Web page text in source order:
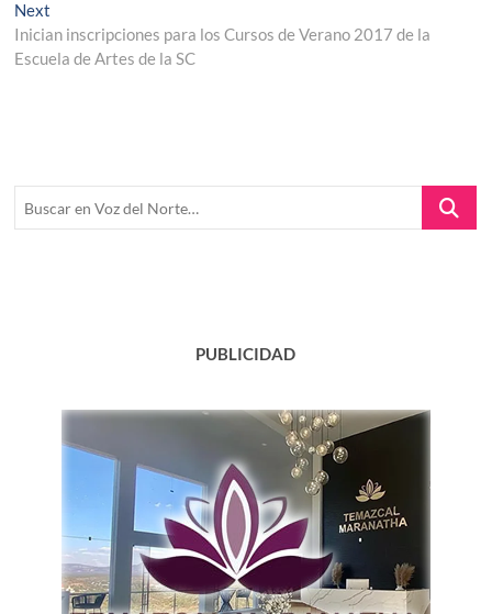
entradas
Next
post:
Inician inscripciones para los Cursos de Verano 2017 de la
Escuela de Artes de la SC
Buscar
PUBLICIDAD